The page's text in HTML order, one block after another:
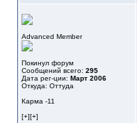
Advanced Member
Покинул форум
Сообщений всего: 295
Дата рег-ции: Март 2006
Откуда: Оттуда
Карма -11
[+][+]